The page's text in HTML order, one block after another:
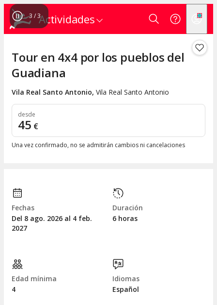
Actividades
3 /3
Tour en 4x4 por los pueblos del
Guadiana
Vila Real Santo Antonio, Vila Real Santo Antonio
desde
45 €
Una vez confirmado, no se admitirán cambios ni cancelaciones
Fechas
Del 8 ago. 2026 al 4 feb.
2027
Duración
6 horas
Edad mínima
4
Idiomas
Español